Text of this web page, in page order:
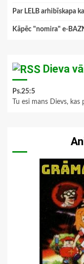
Par LELB arhibīskapa
Kāpēc "nomira" e-
Dieva
Ps.25:5
Tu esi mans Dievs,